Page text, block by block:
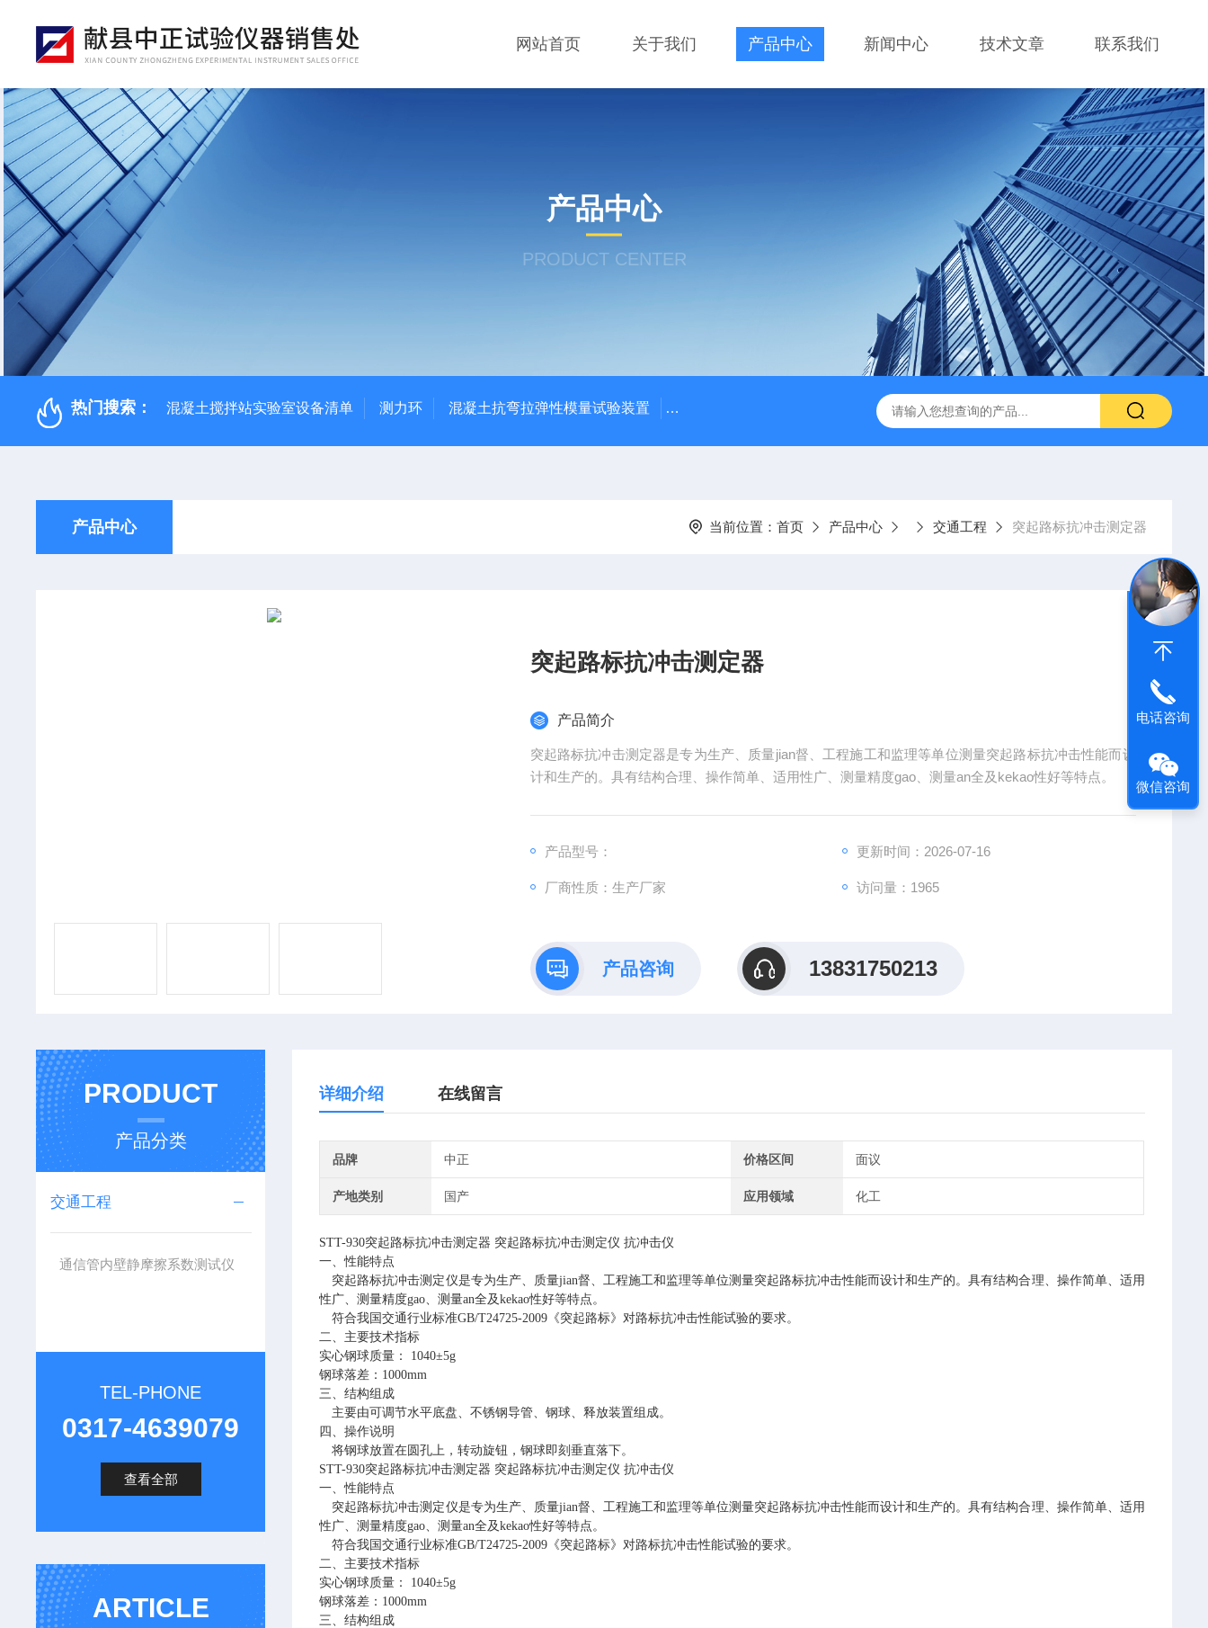
网站首页 关于我们 产品中心 新闻中心 技术文章 联系我们
产品中心
PRODUCT CENTER
热门搜索： 混凝土搅拌站实验室设备清单 测力环 混凝土抗弯拉弹性模量试验装置 混凝土塌落度试验仪 钢结构防火涂料测厚仪 砂基透水砖透水速率试验装置
产品中心 当前位置： 首页 产品中心 交通工程 突起路标抗冲击测定器
突起路标抗冲击测定器
产品简介
突起路标抗冲击测定器是专为生产、质量jian督、工程施工和监理等单位测量突起路标抗冲击性能而设
计和生产的。具有结构合理、操作简单、适用性广、测量精度gao、测量an全及kekao性好等特点。
产品型号： 更新时间：2026-07-16
厂商性质：生产厂家 访问量：1965
产品咨询 13831750213
PRODUCT
产品分类
交通工程
通信管内壁静摩擦系数测试仪
TEL-PHONE
0317-4639079
查看全部
ARTICLE
详细介绍 在线留言
品牌 中正 价格区间 面议
产地类别 国产 应用领域 化工
STT-930突起路标抗冲击测定器 突起路标抗冲击测定仪 抗冲击仪
一、性能特点
突起路标抗冲击测定仪是专为生产、质量jian督、工程施工和监理等单位测量突起路标抗冲击性能而设计和生产的。具有结构合理、操作简单、适用
性广、测量精度gao、测量an全及kekao性好等特点。
符合我国交通行业标准GB/T24725-2009《突起路标》对路标抗冲击性能试验的要求。
二、主要技术指标
实心钢球质量：
1040±5g
钢球落差： 1000mm
三、结构组成
主要由可调节水平底盘、不锈钢导管、钢球、释放装置组成。
四、操作说明
将钢球放置在圆孔上，转动旋钮，钢球即刻垂直落下。
STT-930突起路标抗冲击测定器 突起路标抗冲击测定仪 抗冲击仪
一、性能特点
突起路标抗冲击测定仪是专为生产、质量jian督、工程施工和监理等单位测量突起路标抗冲击性能而设计和生产的。具有结构合理、操作简单、适用
性广、测量精度gao、测量an全及kekao性好等特点。
符合我国交通行业标准GB/T24725-2009《突起路标》对路标抗冲击性能试验的要求。
二、主要技术指标
实心钢球质量：
1040±5g
钢球落差： 1000mm
三、结构组成
电话咨询
微信咨询